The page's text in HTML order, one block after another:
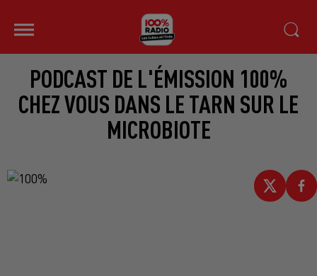
PODCAST DE L'ÉMISSION 100%
CHEZ VOUS DANS LE TARN SUR LE
MICROBIOTE